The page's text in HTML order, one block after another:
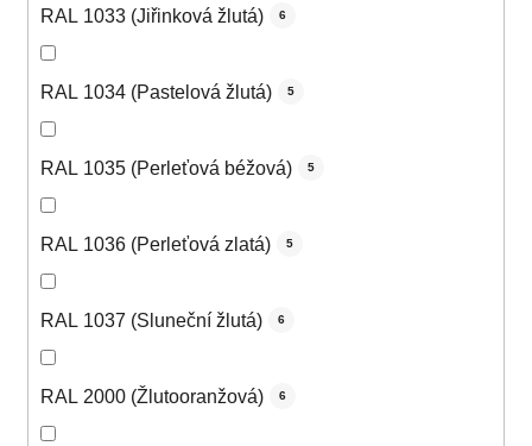
RAL 1033 (Jiřinková žlutá) 6
RAL 1034 (Pastelová žlutá) 5
RAL 1035 (Perleťová béžová) 5
RAL 1036 (Perleťová zlatá) 5
RAL 1037 (Sluneční žlutá) 6
RAL 2000 (Žlutooranžová) 6